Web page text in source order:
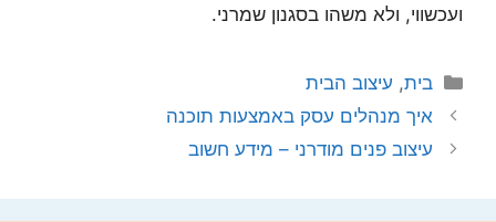
ועכשווי, ולא משהו בסגנון שמרני.
קטגוריות
בית, עיצוב הבית
איך מנהלים עסק באמצעות תוכנה
עיצוב פנים מודרני – מידע חשוב